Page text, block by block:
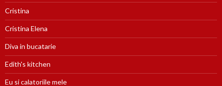
Cristina
Cristina Elena
Diva in bucatarie
Edith's kitchen
Eu si calatoriile mele